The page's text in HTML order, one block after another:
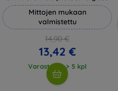
Mittojen mukaan
valmistettu
14,90 €
13,42 €
Varastossa > 5 kpl